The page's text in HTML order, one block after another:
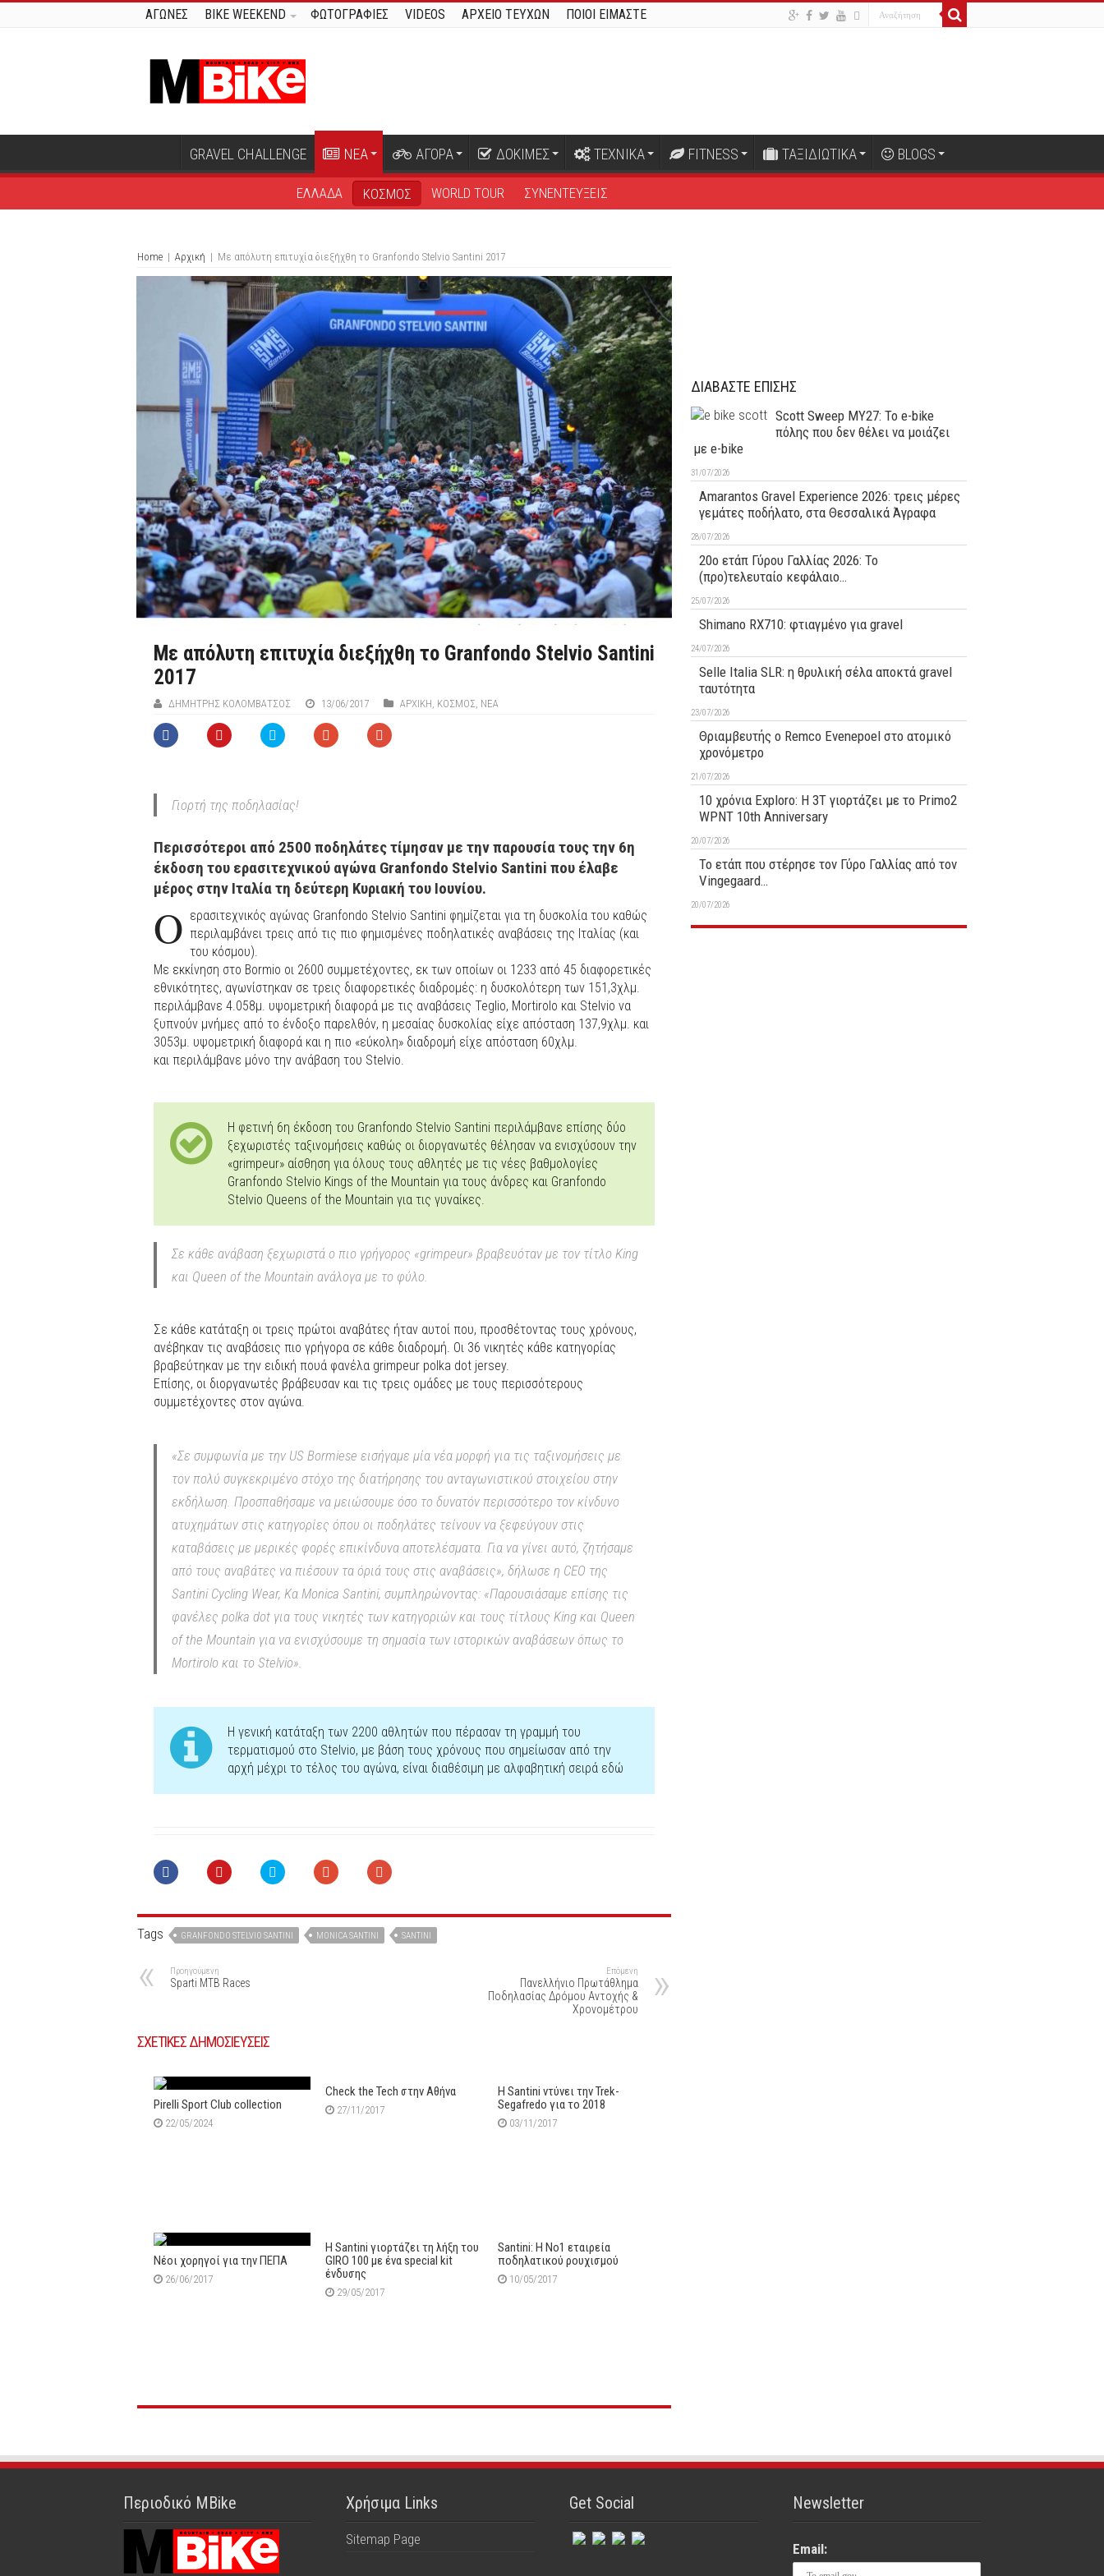
ΑΓΩΝΕΣ BIKE WEEKEND ΦΩΤΟΓΡΑΦΙΕΣ VIDEOS ΑΡΧΕΙΟ ΤΕΥΧΩΝ ΠΟΙΟΙ ΕΙΜΑΣΤΕ
GRAVEL CHALLENGE ΝΕΑ ΑΓΟΡΑ ΔΟΚΙΜΕΣ ΤΕΧΝΙΚΑ FITNESS ΤΑΞΙΔΙΩΤΙΚΑ BLOGS
ΕΛΛΑΔΑ ΚΟΣΜΟΣ WORLD TOUR ΣΥΝΕΝΤΕΥΞΕΙΣ
Home | Αρχική | Με απόλυτη επιτυχία διεξήχθη το Granfondo Stelvio Santini 2017
Με απόλυτη επιτυχία διεξήχθη το Granfondo Stelvio Santini
2017
ΔΗΜΉΤΡΗΣ ΚΟΛΟΜΒΆΤΣΟΣ 13/06/2017 ΑΡΧΙΚΉ ΚΟΣΜΟΣ ΝΕΑ
Γιορτή της ποδηλασίας!
Περισσότεροι από 2500 ποδηλάτες τίμησαν με την παρουσία τους την 6η
έκδοση του ερασιτεχνικού αγώνα Granfondo Stelvio Santini που έλαβε
μέρος στην Ιταλία τη δεύτερη Κυριακή του Ιουνίου.
Ο ερασιτεχνικός αγώνας Granfondo Stelvio Santini φημίζεται για τη δυσκολία του καθώς
περιλαμβάνει τρεις από τις πιο φημισμένες ποδηλατικές αναβάσεις της Ιταλίας (και
του κόσμου).
Με εκκίνηση στο Bormio οι 2600 συμμετέχοντες, εκ των οποίων οι 1233 από 45 διαφορετικές
εθνικότητες, αγωνίστηκαν σε τρεις διαφορετικές διαδρομές: η δυσκολότερη των 151,3χλμ.
περιλάμβανε 4.058μ. υψομετρική διαφορά με τις αναβάσεις Teglio, Mortirolo και Stelvio να
ξυπνούν μνήμες από το ένδοξο παρελθόν, η μεσαίας δυσκολίας είχε απόσταση 137,9χλμ. και
3053μ. υψομετρική διαφορά και η πιο «εύκολη» διαδρομή είχε απόσταση 60χλμ.
και περιλάμβανε μόνο την ανάβαση του Stelvio.
Η φετινή 6η έκδοση του Granfondo Stelvio Santini περιλάμβανε επίσης δύο
ξεχωριστές ταξινομήσεις καθώς οι διοργανωτές θέλησαν να ενισχύσουν την
«grimpeur» αίσθηση για όλους τους αθλητές με τις νέες βαθμολογίες
Granfondo Stelvio Kings of the Mountain για τους άνδρες και Granfondo
Stelvio Queens of the Mountain για τις γυναίκες.
Σε κάθε ανάβαση ξεχωριστά ο πιο γρήγορος «grimpeur» βραβευόταν με τον τίτλο King
και Queen of the Mountain ανάλογα με το φύλο.
Σε κάθε κατάταξη οι τρεις πρώτοι αναβάτες ήταν αυτοί που, προσθέτοντας τους χρόνους,
ανέβηκαν τις αναβάσεις πιο γρήγορα σε κάθε διαδρομή. Οι 36 νικητές κάθε κατηγορίας
βραβεύτηκαν με την ειδική πουά φανέλα grimpeur polka dot jersey.
Επίσης, οι διοργανωτές βράβευσαν και τις τρεις ομάδες με τους περισσότερους
συμμετέχοντες στον αγώνα.
«Σε συμφωνία με την US Bormiese εισήγαμε μία νέα μορφή για τις ταξινομήσεις με
τον πολύ συγκεκριμένο στόχο της διατήρησης του ανταγωνιστικού στοιχείου στην
εκδήλωση. Προσπαθήσαμε να μειώσουμε όσο το δυνατόν περισσότερο τον κίνδυνο
ατυχημάτων στις κατηγορίες όπου οι ποδηλάτες τείνουν να ξεφεύγουν στις
καταβάσεις με μερικές φορές επικίνδυνα αποτελέσματα. Για να γίνει αυτό, ζητήσαμε
από τους αναβάτες να πιέσουν τα όριά τους στις αναβάσεις», δήλωσε η CEO της
Santini Cycling Wear, Κα Monica Santini, συμπληρώνοντας: «Παρουσιάσαμε επίσης τις
φανέλες polka dot για τους νικητές των κατηγοριών και τους τίτλους King και Queen
of the Mountain για να ενισχύσουμε τη σημασία των ιστορικών αναβάσεων όπως το
Mortirolo και το Stelvio».
Η γενική κατάταξη των 2200 αθλητών που πέρασαν τη γραμμή του
τερματισμού στο Stelvio, με βάση τους χρόνους που σημείωσαν από την
αρχή μέχρι το τέλος του αγώνα, είναι διαθέσιμη με αλφαβητική σειρά εδώ
Tags GRANFONDO STELVIO SANTINI MONICA SANTINI SANTINI
Προηγούμενη
Sparti MTB Races
Επόμενη
Πανελλήνιο Πρωτάθλημα
Ποδηλασίας Δρόμου Αντοχής &
Χρονομέτρου
ΣΧΕΤΙΚΕΣ ΔΗΜΟΣΙΕΥΣΕΙΣ
Pirelli Sport Club collection
22/05/2024
Check the Tech στην Αθήνα
27/11/2017
Η Santini ντύνει την Trek-
Segafredo για το 2018
03/11/2017
Νέοι χορηγοί για την ΠΕΠΑ
26/06/2017
Η Santini γιορτάζει τη λήξη του
GIRO 100 με ένα special kit
ένδυσης
29/05/2017
Santini: Η Νο1 εταιρεία
ποδηλατικού ρουχισμού
10/05/2017
ΔΙΑΒΑΣΤΕ ΕΠΙΣΗΣ
Scott Sweep MY27: Το e-bike
πόλης που δεν θέλει να μοιάζει
με e-bike
31/07/2026
Amarantos Gravel Experience 2026: τρεις μέρες
γεμάτες ποδήλατο, στα Θεσσαλικά Άγραφα
28/07/2026
20ο ετάπ Γύρου Γαλλίας 2026: Το
(προ)τελευταίο κεφάλαιο…
25/07/2026
Shimano RX710: φτιαγμένο για gravel
24/07/2026
Selle Italia SLR: η θρυλική σέλα αποκτά gravel
ταυτότητα
23/07/2026
Θριαμβευτής ο Remco Evenepoel στο ατομικό
χρονόμετρο
21/07/2026
10 χρόνια Exploro: Η 3T γιορτάζει με το Primo2
WPNT 10th Anniversary
20/07/2026
Το ετάπ που στέρησε τον Γύρο Γαλλίας από τον
Vingegaard…
20/07/2026
Περιοδικό MBike Χρήσιμα Links
Sitemap Page
Get Social Newsletter
Email: